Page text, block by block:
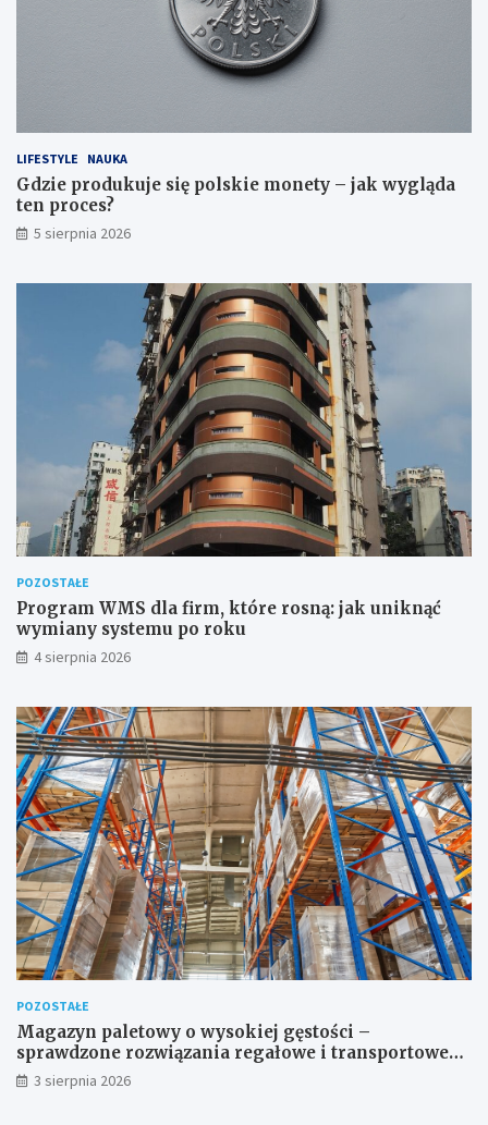
LIFESTYLE NAUKA
Gdzie produkuje się polskie monety – jak wygląda
ten proces?
5 sierpnia 2026
POZOSTAŁE
Program WMS dla firm, które rosną: jak uniknąć
wymiany systemu po roku
4 sierpnia 2026
POZOSTAŁE
Magazyn paletowy o wysokiej gęstości –
sprawdzone rozwiązania regałowe i transportowe
dla wymagających przestrzeni
3 sierpnia 2026